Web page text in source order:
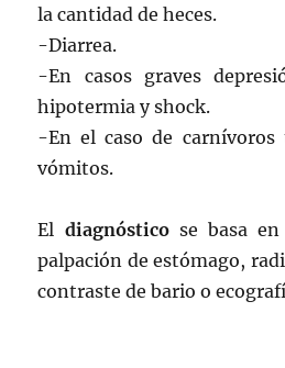
la cantidad de heces.
-Diarrea.
-En casos graves
hipotermia y shock.
-En el caso de carnívoros
vómitos.
El diagnóstico se basa
palpación de estómago,
contraste de bario o